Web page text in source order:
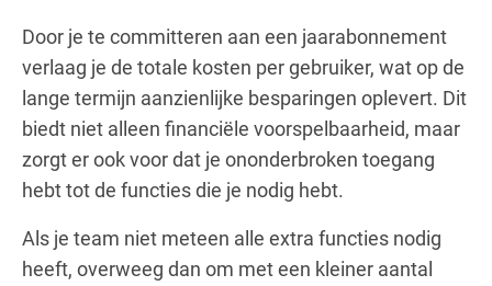
Door je te committeren aan een jaarabonnement
verlaag je de totale kosten per gebruiker, wat op de
lange termijn aanzienlijke besparingen oplevert. Dit
biedt niet alleen financiële voorspelbaarheid, maar
zorgt er ook voor dat je ononderbroken toegang
hebt tot de functies die je nodig hebt.
Als je team niet meteen alle extra functies nodig
heeft, overweeg dan om met een kleiner aantal